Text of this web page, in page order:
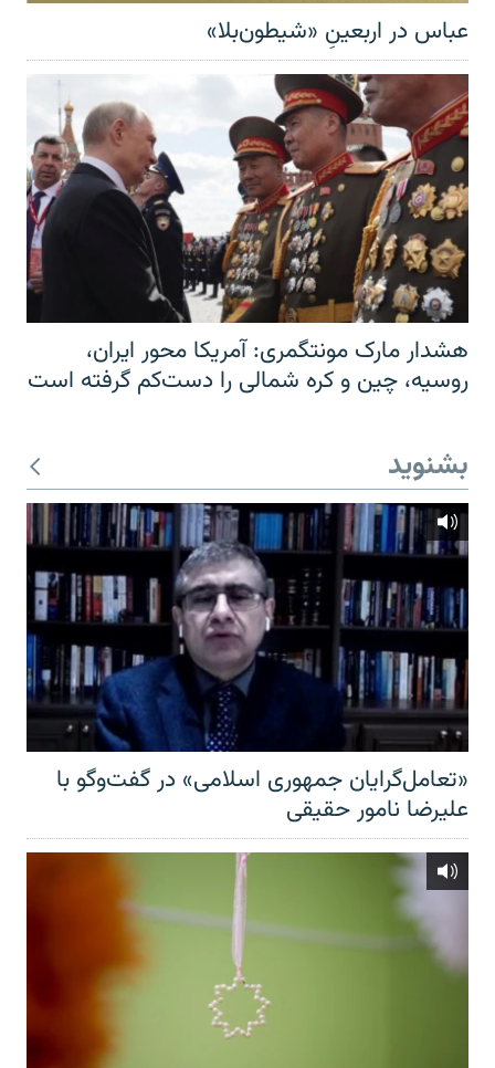
عباس در اربعینِ «شیطون‌بلا»
هشدار مارک مونتگمری: آمریکا محور ایران،
روسیه، چین و کره شمالی را دست‌کم گرفته است
بشنوید
«تعامل‌گرایان جمهوری اسلامی» در گفت‌وگو با
علیرضا نامور حقیقی